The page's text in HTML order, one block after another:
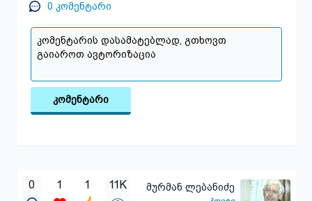
0 კომენტარი
კომენტარი
0 1 1 11K მურმან ლებანიძე